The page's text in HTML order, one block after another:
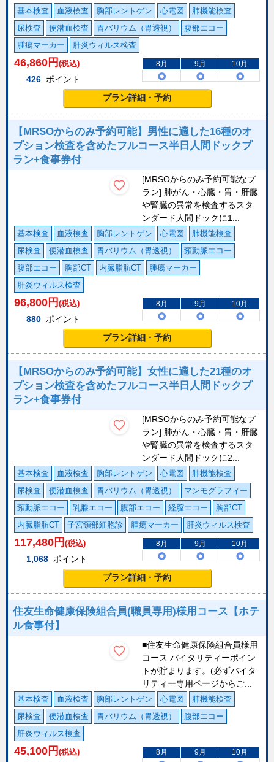
基本検査 血液検査 胸部レントゲン 心電図
肺機能検査
尿検査
便潜血検査 胃バリウム（胃透視）
腹部エコー
腫瘍マーカー
肝炎ウィルス検査
46,860 円 (税込)
426 ポイント
8月 9月 10月
プラン詳細・予約
【MRSOからのみ予約可能】男性に適した16種のオ
プション検査を含めたフルコース半日人間ドックプ
ラン+食事券付
[MRSOからのみ予約可能なプ
ラン] 肺がん・心臓・胃・肝臓
や腎臓の異常を検査するスタ
ンダード人間ドックに1...
基本検査 血液検査 胸部レントゲン 心電図
肺機能検査
尿検査
便潜血検査 胃バリウム（胃透視）
頸動脈エコー
腹部エコー
胸部CT 内臓脂肪CT
腫瘍マーカー
肝炎ウィルス検査
96,800 円 (税込)
880 ポイント
8月 9月 10月
プラン詳細・予約
【MRSOからのみ予約可能】女性に適した21種のオ
プション検査を含めたフルコース半日人間ドックプ
ラン+食事券付
[MRSOからのみ予約可能なプ
ラン] 肺がん・心臓・胃・肝臓
や腎臓の異常を検査するスタ
ンダード人間ドックに2...
基本検査 血液検査 胸部レントゲン 心電図
肺機能検査
尿検査
便潜血検査 胃バリウム（胃透視）
マンモグラフィー
頸動脈エコー
乳腺エコー 腹部エコー 経膣エコー
胸部CT
内臓脂肪CT
子宮頸部細胞診 腫瘍マーカー 肝炎ウィルス検査
117,480 円 (税込)
1,068 ポイント
8月 9月 10月
プラン詳細・予約
住友生命健康保険組合員(職員専用)様用コース【ホテ
ル食事付】
■住友生命健康保険組合員様用
コース バイタリティーポイン
トが貯まります。(必ずバイタ
リティー専用ページからご...
基本検査 血液検査 胸部レントゲン 心電図
肺機能検査
尿検査
便潜血検査 胃バリウム（胃透視）
腹部エコー
肝炎ウィルス検査
45,100 円 (税込) 8月 9月 10月